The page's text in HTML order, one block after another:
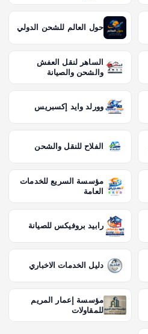
حول العالم للشحن الدولي
الساهر لنقل العفش
والشحن والصيانة
وورلد وايد إكسبريس
الفلاح للنقل والشحن
مؤسسة السريع للخدمات
العامة
رابيد بروفيكس للصيانة
دليل الخدمات الاخباري
مؤسسة إعمار المريم
للمقاولات